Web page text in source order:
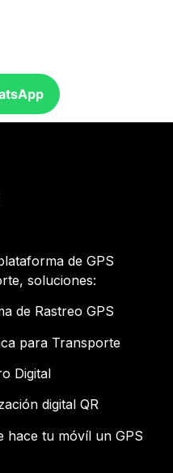
de GPS
soluciones:
de Rastreo GPS
para Transporte
Digital
digital QR
hace tu móvíl un GPS